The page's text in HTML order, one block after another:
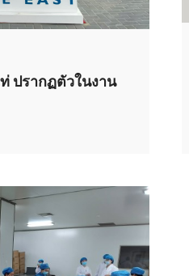
ท่ ปรากฏตัวในงาน